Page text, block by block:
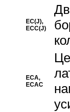
EC(J),
ECC(J)
ECA,
ECAC